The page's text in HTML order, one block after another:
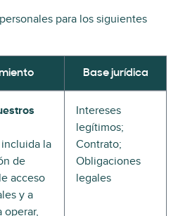
para los siguientes
Base jurídica
incluida la
de
acceso
y a
operar,
Intereses
legítimos;
Contrato;
Obligaciones
legales